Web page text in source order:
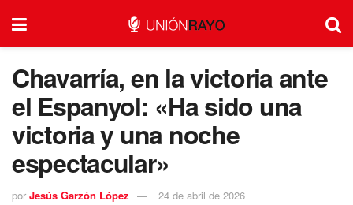
Chavarría, en la victoria ante
el Espanyol: «Ha sido una
victoria y una noche
espectacular»
por Jesús Garzón López 24 de abril de 2026